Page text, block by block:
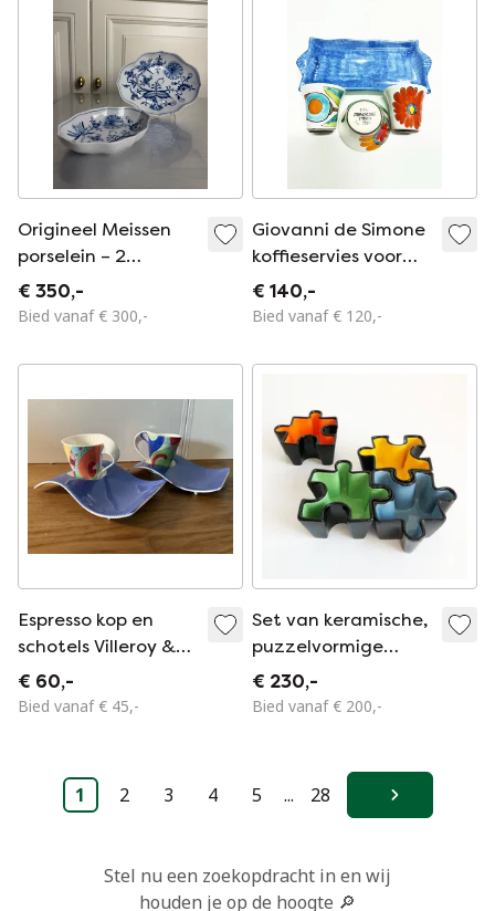
Origineel Meissen
porselein – 2
serveerschalen in
uienmotief – eerste
€ 350,-
Bied vanaf € 300,-
Giovanni de Simone
koffieservies voor
twee personen.
Italië, jaren 60.
€ 140,-
Bied vanaf € 120,-
Espresso kop en
schotels Villeroy &
Boch NewWave
Caffé Manaus –
€ 60,-
Bied vanaf € 45,-
Set van keramische,
puzzelvormige
sieradenschaaltjes.
Italië, jaren 80.
€ 230,-
Bied vanaf € 200,-
1 2 3 4 5 ... 28 Volgende
Stel nu een zoekopdracht in en wij
houden je op de hoogte 🔎